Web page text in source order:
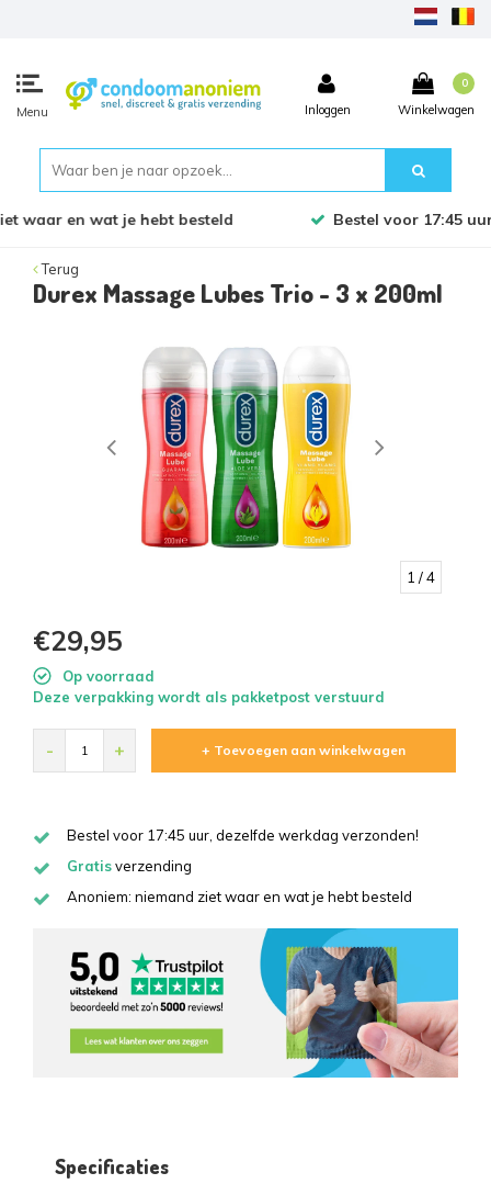
Menu Inloggen
0
Winkelwagen
Bestel voor 17:45 uur, dezelfde werkdag verzonden!
Terug
Durex Massage Lubes Trio - 3 x 200ml
1 / 4
€29,95
Op voorraad
Deze verpakking wordt als pakketpost verstuurd
- + + Toevoegen aan winkelwagen
Bestel voor 17:45 uur, dezelfde werkdag verzonden!
Gratisverzending
Anoniem: niemand ziet waar en wat je hebt besteld
Specificaties